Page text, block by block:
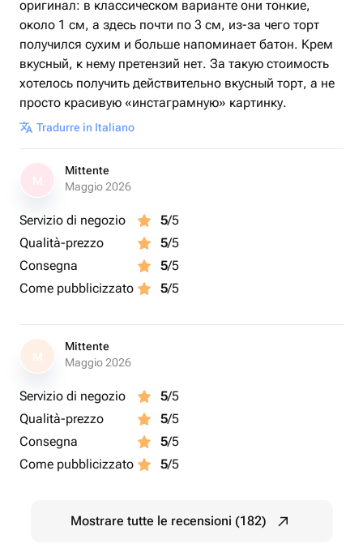
оригинал: в классическом варианте они тонкие,
около 1 см, а здесь почти по 3 см, из-за чего торт
получился сухим и больше напоминает батон. Крем
вкусный, к нему претензий нет. За такую стоимость
хотелось получить действительно вкусный торт, а не
просто красивую «инстаграмную» картинку.
Tradurre in Italiano
Mittente
Maggio 2026
Servizio di negozio 5/5
Qualità-prezzo
5/5
Consegna
5/5
Come pubblicizzato
5/5
M
Mittente
Maggio 2026
Servizio di negozio 5/5
Qualità-prezzo
5/5
Consegna
5/5
Come pubblicizzato
5/5
Mostrare tutte le recensioni (182)